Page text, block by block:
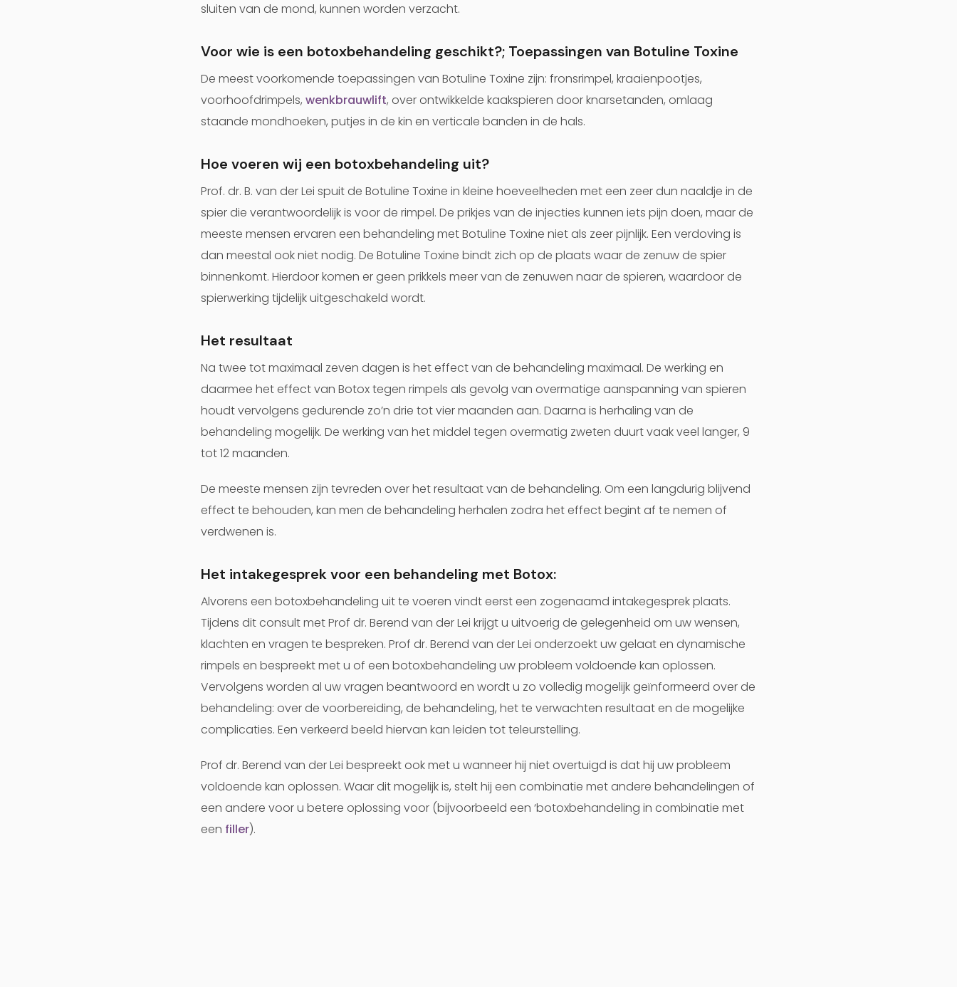
sluiten van de mond, kunnen worden verzacht.
Voor wie is een botoxbehandeling geschikt?; Toepassingen van Botuline Toxine
De meest voorkomende toepassingen van Botuline Toxine zijn: fronsrimpel, kraaienpootjes,
voorhoofdrimpels, wenkbrauwlift, over ontwikkelde kaakspieren door knarsetanden, omlaag
staande mondhoeken, putjes in de kin en verticale banden in de hals.
Hoe voeren wij een botoxbehandeling uit?
Prof. dr. B. van der Lei spuit de Botuline Toxine in kleine hoeveelheden met een zeer dun naaldje in de
spier die verantwoordelijk is voor de rimpel. De prikjes van de injecties kunnen iets pijn doen, maar de
meeste mensen ervaren een behandeling met Botuline Toxine niet als zeer pijnlijk. Een verdoving is
dan meestal ook niet nodig. De Botuline Toxine bindt zich op de plaats waar de zenuw de spier
binnenkomt. Hierdoor komen er geen prikkels meer van de zenuwen naar de spieren, waardoor de
spierwerking tijdelijk uitgeschakeld wordt.
Het resultaat
Na twee tot maximaal zeven dagen is het effect van de behandeling maximaal. De werking en
daarmee het effect van Botox tegen rimpels als gevolg van overmatige aanspanning van spieren
houdt vervolgens gedurende zo’n drie tot vier maanden aan. Daarna is herhaling van de
behandeling mogelijk. De werking van het middel tegen overmatig zweten duurt vaak veel langer, 9
tot 12 maanden.
De meeste mensen zijn tevreden over het resultaat van de behandeling. Om een langdurig blijvend
effect te behouden, kan men de behandeling herhalen zodra het effect begint af te nemen of
verdwenen is.
Het intakegesprek voor een behandeling met Botox:
Alvorens een botoxbehandeling uit te voeren vindt eerst een zogenaamd intakegesprek plaats.
Tijdens dit consult met Prof dr. Berend van der Lei krijgt u uitvoerig de gelegenheid om uw wensen,
klachten en vragen te bespreken. Prof dr. Berend van der Lei onderzoekt uw gelaat en dynamische
rimpels en bespreekt met u of een botoxbehandeling uw probleem voldoende kan oplossen.
Vervolgens worden al uw vragen beantwoord en wordt u zo volledig mogelijk geïnformeerd over de
behandeling: over de voorbereiding, de behandeling, het te verwachten resultaat en de mogelijke
complicaties. Een verkeerd beeld hiervan kan leiden tot teleurstelling.
Prof dr. Berend van der Lei bespreekt ook met u wanneer hij niet overtuigd is dat hij uw probleem
voldoende kan oplossen. Waar dit mogelijk is, stelt hij een combinatie met andere behandelingen of
een andere voor u betere oplossing voor (bijvoorbeeld een ‘botoxbehandeling in combinatie met
een filler).